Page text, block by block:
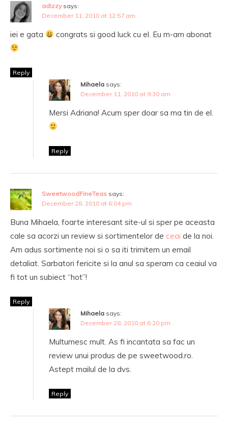
adizzy says:
December 11, 2010 at 12:57 am
iei e gata congrats si good luck cu el. Eu m-am abonat
Reply
Mihaela says:
December 11, 2010 at 9:30 am
Mersi Adriana! Acum sper doar sa ma tin de el.
Reply
SweetwoodFineTeas says:
December 28, 2010 at 6:04 pm
Buna Mihaela, foarte interesant site-ul si sper pe aceasta
cale sa acorzi un review si sortimentelor de ceai de la noi.
Am adus sortimente noi si o sa iti trimitem un email
detaliat. Sarbatori fericite si la anul sa speram ca ceaiul va
fi tot un subiect “hot”!
Reply
Mihaela says:
December 28, 2010 at 6:20 pm
Multumesc mult. As fi incantata sa fac un
review unui produs de pe sweetwood.ro.
Astept mailul de la dvs.
Reply